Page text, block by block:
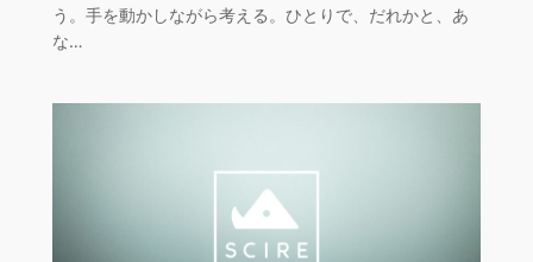
う。手を動かしながら考える。ひとりで、だれかと、あ
な…